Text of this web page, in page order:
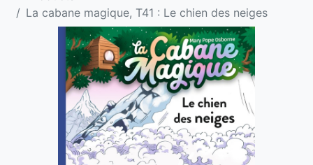
La cabane magique, T41 : Le chien des neiges